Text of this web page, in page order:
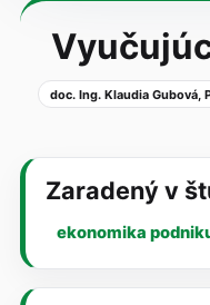
doc. Ing. Klaudia Gubová,
Zaradený v
ekonomika